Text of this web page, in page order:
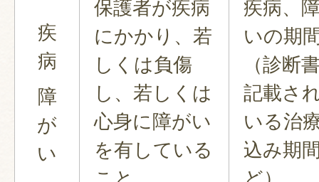
疾
病
障
が
い
保護者が疾病
にかかり、若
しくは負傷
し、若しくは
心身に障がい
を有している
疾病、
いの期
（診断
記載さ
いる治
込み期